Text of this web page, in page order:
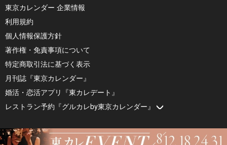
東京カレンダー 企業情報
利用規約
個人情報保護方針
著作権・免責事項について
特定商取引法に基づく表示
月刊誌『東京カレンダー』
婚活・恋活アプリ『東カレデート』
レストラン予約『グルカレby東京カレンダー』